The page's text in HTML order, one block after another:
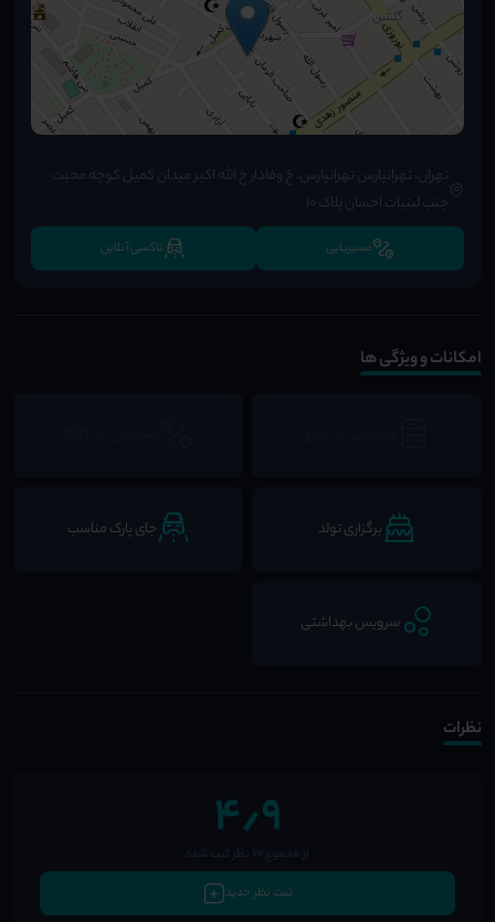
تهران، تهرانپارس تهرانپارس، خ وفادار خ الله اکبر میدان کمیل کوچه محبت
جنب لبنبات احسان پلاک 10
مسیریابی تاکسی آنلاین
امکانات و ویژگی ها
برگزاری تولد جای پارک مناسب
سرویس بهداشتی
نظرات
4٫9از مجموع 62 نظر ثبت شده
ثبت نظر جدید